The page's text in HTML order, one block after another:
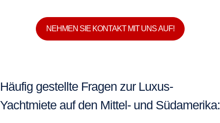
NEHMEN SIE KONTAKT MIT UNS AUF!
Häufig gestellte Fragen zur Luxus-
Yachtmiete auf den Mittel- und Südamerika: